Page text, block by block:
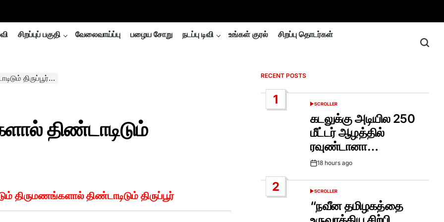
சிறப்புப் பகுதி வேலைவாய்ப்பு பழைய சோறு நடப்பு டிவி உங்கள் குரல் சிறப்பு தொடர்கள்
திருப்பூர்…
திண்டாடிடும்
திருமணங்களால் திண்டாடிடும் திருப்பூர்
RECENT POSTS
1
POSTED
SCROLLER
கடலுக்கு அடியில 250
மீட்டர் ஆழத்தில்
ரவுண்டானா…
Post18 hours ago
2
POSTED
SCROLLER
“நவீன தமிழகத்தை